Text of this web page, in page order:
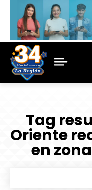
Tag
Oriente
en